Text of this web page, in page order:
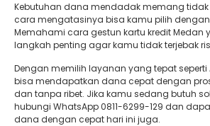
Kebutuhan dana mendadak memang
cara mengatasinya bisa kamu pilih
Memahami cara gestun kartu kredit
langkah penting agar kamu tidak terjebak
Dengan memilih layanan yang tepat seperti
bisa mendapatkan dana cepat dengan
dan tanpa ribet. Jika kamu sedang butuh
hubungi WhatsApp 0811-6299-129 dan
dana dengan cepat hari ini juga.